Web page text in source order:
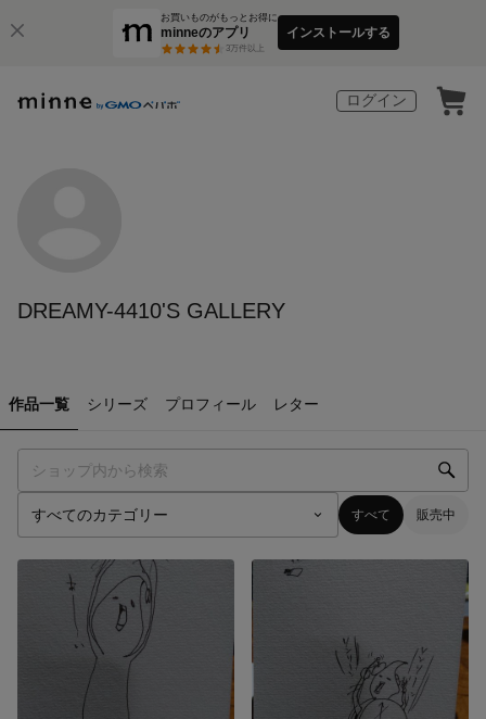
お買いものがもっとお得に
minneのアプリ
3万件以上
インストールする
ログイン
DREAMY-4410'S GALLERY
作品一覧 シリーズ プロフィール レター
すべて 販売中